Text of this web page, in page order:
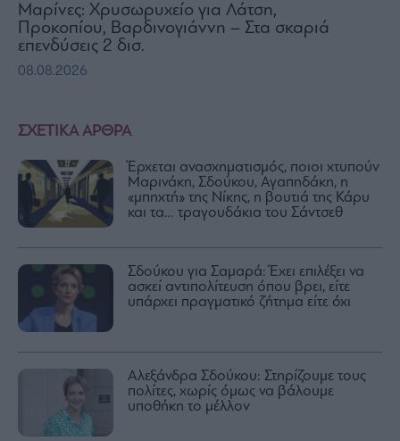
ΣΧΕΤΙΚΑ ΑΡΘΡΑ
Έρχεται ανασχηματισμός, ποιοι χτυπούν
Μαρινάκη, Σδούκου, Αγαπηδάκη, η
«μπηχτή» της Νίκης, η βουτιά της Κάρυ
και τα… τραγουδάκια του Σάντσεθ
Σδούκου για Σαμαρά: Έχει επιλέξει να
ασκεί αντιπολίτευση όπου βρει, είτε
υπάρχει πραγματικό ζήτημα είτε όχι
Αλεξάνδρα Σδούκου: Στηρίζουμε τους
πολίτες, χωρίς όμως να βάλουμε
υποθήκη το μέλλον
Μαρίνες: Χρυσωρυχείο για Λάτση,
Προκοπίου, Βαρδινογιάννη – Στα σκαριά
επενδύσεις 2 δισ.
08.08.2026